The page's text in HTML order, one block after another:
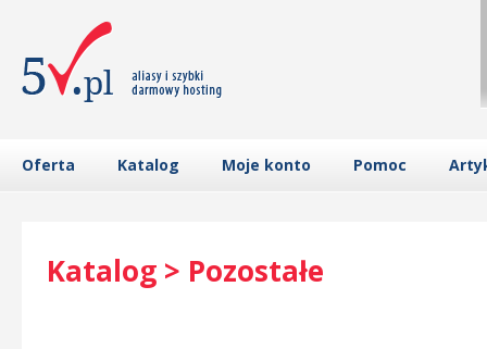
Oferta Katalog Moje konto Pomoc
Katalog > Pozostałe